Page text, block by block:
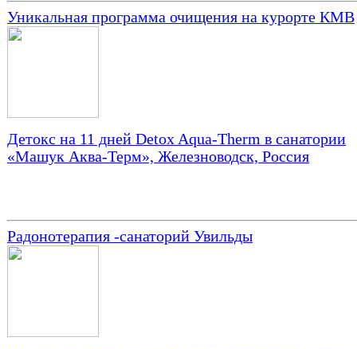
Уникальная программа очищения на курорте КМВ
Детокс на 11 дней Detox Aqua-Therm в санатории
«Машук Аква-Терм», Железноводск, Россия
Радонотерапия -санаторий Увильды